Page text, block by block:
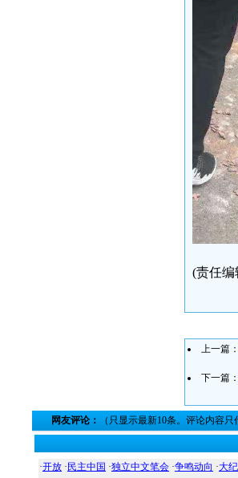
(责任编
上一篇：
下一篇：
网友评论： （只显示最新10条。评论内容
·开放 · 民主中国 ·独立中文笔会 ·争鸣动向 ·大